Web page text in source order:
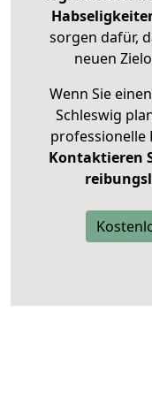
sorgen dafür,
neuen
Wenn Sie
Schleswig
professionelle
Kontaktieren